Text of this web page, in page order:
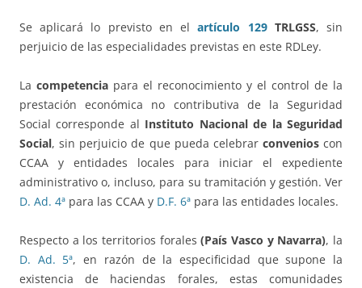
Se aplicará lo previsto en elartículo 129TRLGSS, sin
perjuicio de las especialidades previstas en este RDLey.
La competencia para el reconocimiento y el control de la
prestación económica no contributiva de la Seguridad
Social corresponde al Instituto Nacional de la Seguridad
Social, sin perjuicio de que pueda celebrar convenioscon
CCAA y entidades locales para iniciar el expediente
administrativo o, incluso, para su tramitación y gestión. Ver
D. Ad. 4ª para las CCAA y D.F. 6ª para las entidades locales.
Respecto a los territorios forales (País Vasco y Navarra), la
D. Ad. 5ª, en razón de la especificidad que supone la
existencia de haciendas forales, estas comunidades